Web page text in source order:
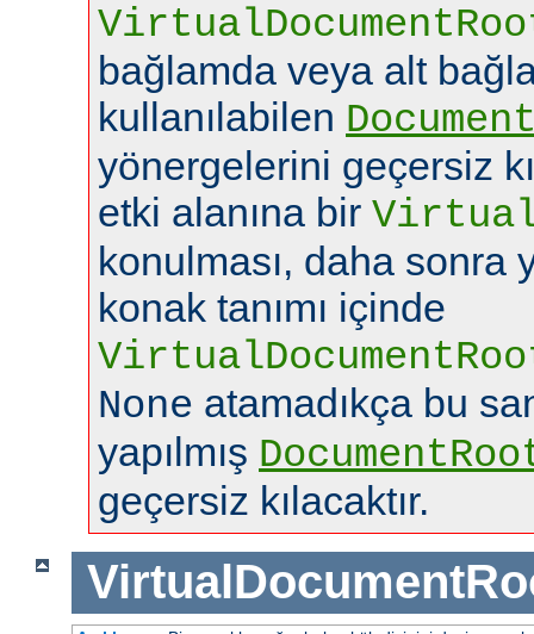
bağlamda veya alt
kullanılabilen
yönergelerini geçersiz
etki alanına bir
konulması, daha sonra
konak tanımı içinde
None atamadıkça bu
yapılmış
geçersiz kılacaktır.